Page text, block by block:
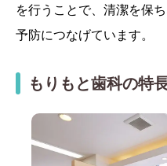
を行うことで、清潔を保
予防につなげています。
もりもと歯科の特